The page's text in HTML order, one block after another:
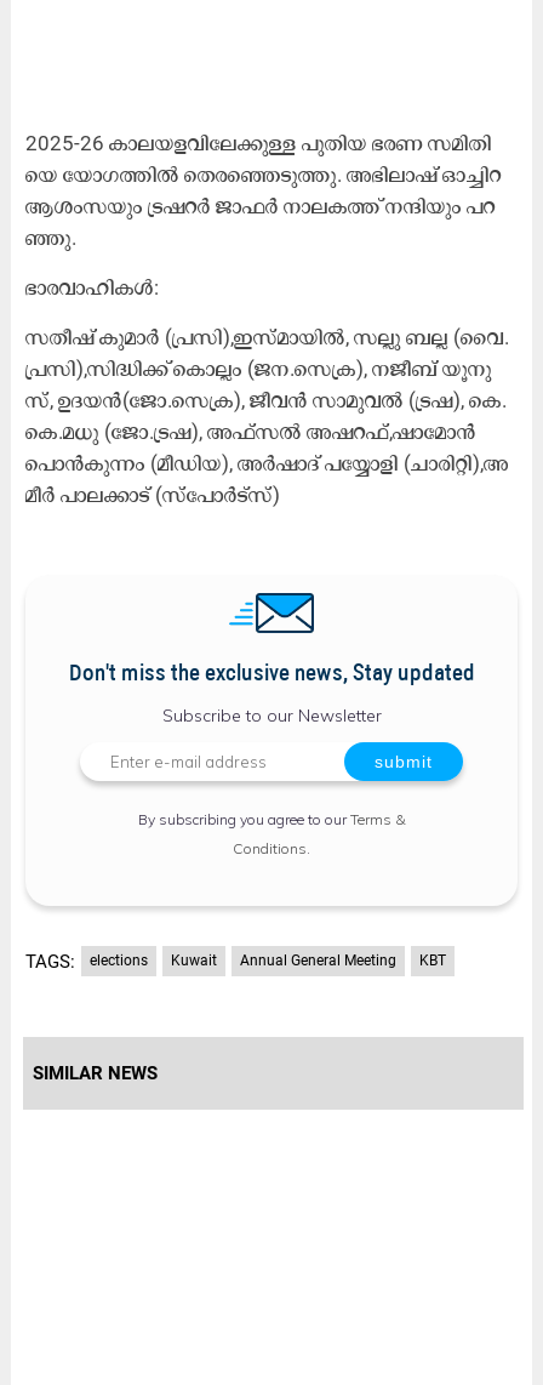
2025-26 കാ​ല​യ​ള​വി​ലേ​ക്കു​ള്ള പു​തി​യ ഭ​ര​ണ സ​മി​തി​
യെ യോ​ഗ​ത്തി​ൽ തെ​ര​ഞ്ഞെ​ടു​ത്തു. അ​ഭി​ലാ​ഷ് ഓ​ച്ചി​റ
ആ​ശം​സ​യും ട്ര​ഷ​റ​ർ ജാ​ഫ​ർ നാ​ല​ക​ത്ത് ന​ന്ദി​യും പ​റ​
ഞ്ഞു.
ഭാ​ര​വാ​ഹി​ക​ൾ:
സ​തീ​ഷ് കു​മാ​ർ (പ്ര​സി),ഇ​സ്മാ​യി​ൽ, സ​ല്ലു ബ​ല്ല (വൈ.​
പ്ര​സി),സി​ദ്ധി​ക്ക് കൊ​ല്ലം (ജ​ന.​സെ​ക്ര), ന​ജീ​ബ് യൂ​നു​
സ്, ഉ​ദ​യ​ൻ(​ജോ.​സെ​ക്ര), ജീ​വ​ൻ സാ​മു​വ​ൽ (ട്ര​ഷ), കെ.​
കെ.​മ​ധു (ജോ.​ട്ര​ഷ), അ​ഫ്സ​ൽ അ​ഷ​റ​ഫ്,ഷാ​മോ​ൻ
പൊ​ൻ​കു​ന്നം (മീ​ഡി​യ), അ​ർ​ഷാ​ദ് പ​യ്യോ​ളി (ചാ​രി​റ്റി),അ​
മീ​ർ പാ​ല​ക്കാ​ട് (സ്പോ​ർ​ട്സ്)
Don't miss the exclusive news, Stay updated
Subscribe to our Newsletter
By subscribing you agree to ourTerms &
Conditions
TAGS: elections Kuwait Annual General Meeting KBT
SIMILAR NEWS